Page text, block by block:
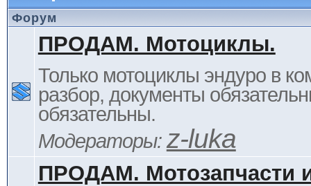
Форум
ПРОДАМ. Мотоциклы.
Только мотоциклы эндуро в
разбор, документы
обязательны.
Модераторы: z-luka
ПРОДАМ. Мотозапчасти